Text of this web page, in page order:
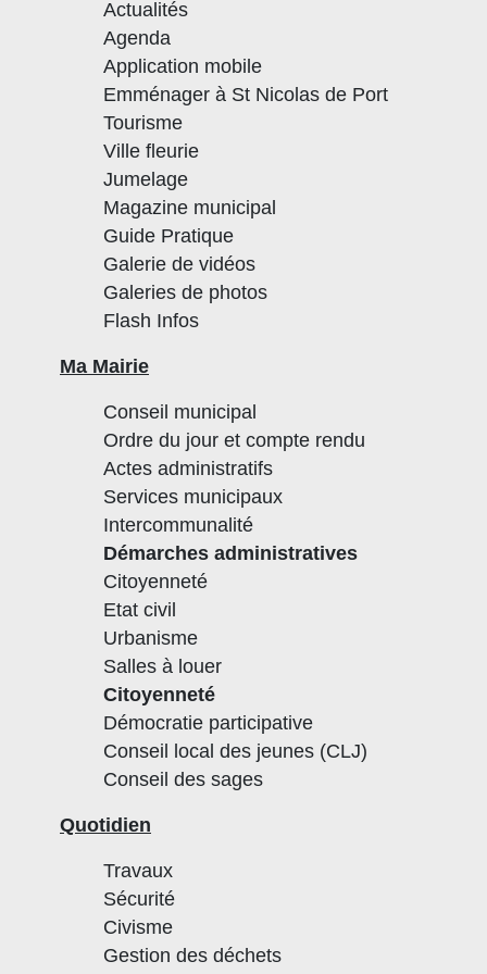
Actualités
Agenda
Application mobile
Emménager à St Nicolas de Port
Tourisme
Ville fleurie
Jumelage
Magazine municipal
Guide Pratique
Galerie de vidéos
Galeries de photos
Flash Infos
Ma Mairie
Conseil municipal
Ordre du jour et compte rendu
Actes administratifs
Services municipaux
Intercommunalité
Démarches administratives
Citoyenneté
Etat civil
Urbanisme
Salles à louer
Citoyenneté
Démocratie participative
Conseil local des jeunes (CLJ)
Conseil des sages
Quotidien
Travaux
Sécurité
Civisme
Gestion des déchets